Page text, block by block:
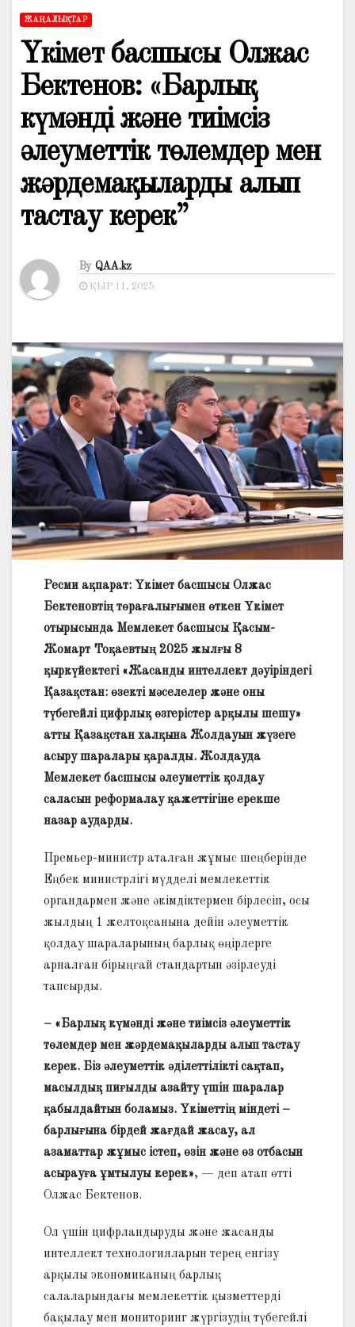
ЖАҢАЛЫҚТАР
Үкімет басшысы Олжас
Бектенов: «Барлық
күмәнді және тиімсіз
әлеуметтік төлемдер мен
жәрдемақыларды алып
тастау керек”
By QAA.kz
ҚЫР 11, 2025
Ресми ақпарат: Үкімет басшысы Олжас
Бектеновтің төрағалығымен өткен Үкімет
отырысында Мемлекет басшысы Қасым-
Жомарт Тоқаевтың 2025 жылғы 8
қыркүйектегі «Жасанды интеллект дәуіріндегі
Қазақстан: өзекті мәселелер және оны
түбегейлі цифрлық өзгерістер арқылы шешу»
атты Қазақстан халқына Жолдауын жүзеге
асыру шаралары қаралды. Жолдауда
Мемлекет басшысы әлеуметтік қолдау
саласын реформалау қажеттігіне ерекше
назар аударды.
Премьер-министр аталған жұмыс шеңберінде
Еңбек министрлігі мүдделі мемлекеттік
органдармен және әкім­діктермен бірлесіп, осы
жылдың 1 жел­тоқсанына дейін әлеуметтік
қолдау шараларының барлық өңірлерге
арнал­ған бірыңғай стандартын әзірлеуді
тапсырды.
– «Барлық күмәнді және тиімсіз әлеуметтік
төлемдер мен жәрдем­ақыларды алып тастау
керек. Біз әлеуметтік әділеттілікті сақтап,
масылдық пиғылды азайту үшін шаралар
қабылдайтын бола­мыз. Үкіметтің міндеті –
барлығына бірдей жағдай жасау, ал
азаматтар жұмыс істеп, өзін және өз отбасын
асырауға ұмтылуы керек», — деп атап өтті
Олжас Бектенов.
Ол үшін цифрландыруды және жасанды
интеллект технологияларын терең енгізу
арқылы экономиканың барлық
салаларындағы мемлекеттік қызметтерді
бақылау мен мониторинг жүргізудің түбегейлі